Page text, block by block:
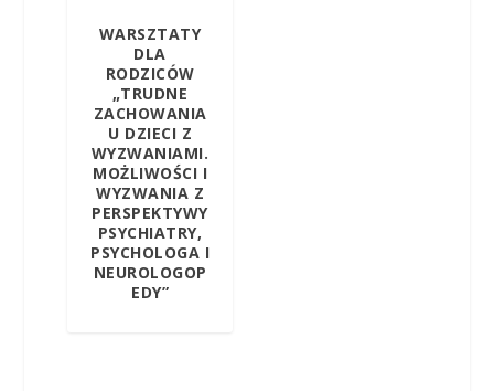
WARSZTATY
DLA
RODZICÓW
„TRUDNE
ZACHOWANIA
U DZIECI Z
WYZWANIAMI.
MOŻLIWOŚCI I
WYZWANIA Z
PERSPEKTYWY
PSYCHIATRY,
PSYCHOLOGA I
NEUROLOGOP
EDY”